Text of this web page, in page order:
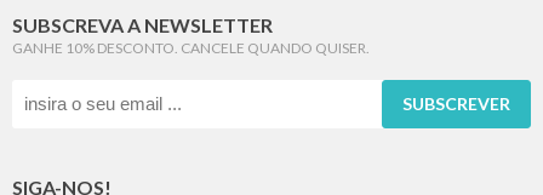
SUBSCREVA A NEWSLETTER
GANHE 10% DESCONTO. CANCELE QUANDO QUISER.
SUBSCREVER
SIGA-NOS!